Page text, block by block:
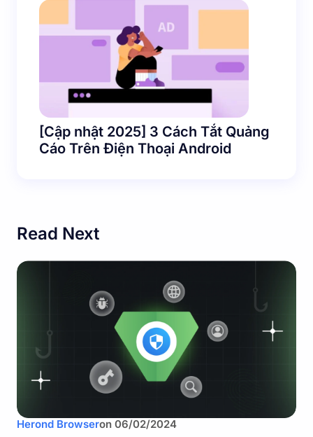
[Cập nhật 2025] 3 Cách Tắt Quảng
Cáo Trên Điện Thoại Android
Read Next
Herond Browseron 06/02/2024